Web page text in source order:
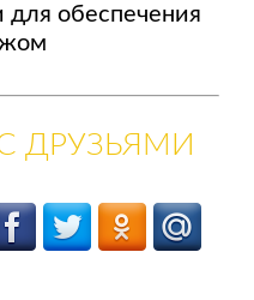
обеспечения
ДРУЗЬЯМИ